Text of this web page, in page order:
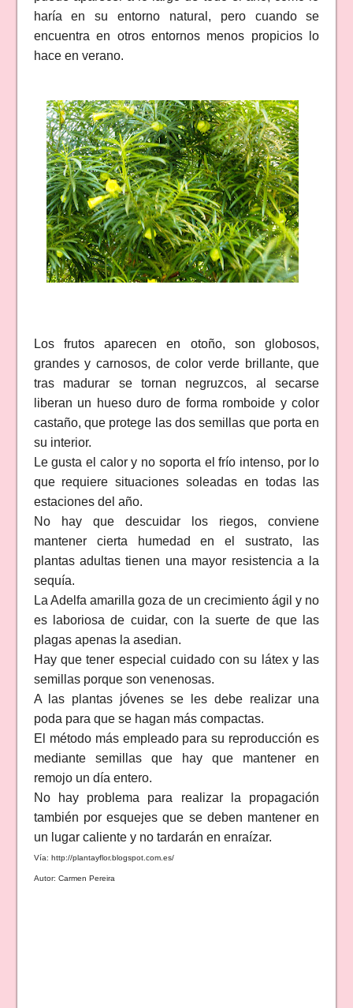
haría en su entorno natural, pero cuando se
encuentra en otros entornos menos propicios lo
hace en verano.
Los frutos aparecen en otoño, son globosos,
grandes y carnosos, de color verde brillante, que
tras madurar se tornan negruzcos, al secarse
liberan un hueso duro de forma romboide y color
castaño, que protege las dos semillas que porta en
su interior.
Le gusta el calor y no soporta el frío intenso, por lo
que requiere situaciones soleadas en todas las
estaciones del año.
No hay que descuidar los riegos, conviene
mantener cierta humedad en el sustrato, las
plantas adultas tienen una mayor resistencia a la
sequía.
La Adelfa amarilla goza de un crecimiento ágil y no
es laboriosa de cuidar, con la suerte de que las
plagas apenas la asedian.
Hay que tener especial cuidado con su látex y las
semillas porque son venenosas.
A las plantas jóvenes se les debe realizar una
poda para que se hagan más compactas.
El método más empleado para su reproducción es
mediante semillas que hay que mantener en
remojo un día entero.
No hay problema para realizar la propagación
también por esquejes que se deben mantener en
un lugar caliente y no tardarán en enraízar.
Vía: http://plantayflor.blogspot.com.es/
Autor: Carmen Pereira